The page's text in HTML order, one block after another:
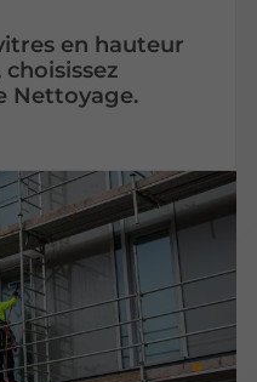
en hauteur
Nettoyage.